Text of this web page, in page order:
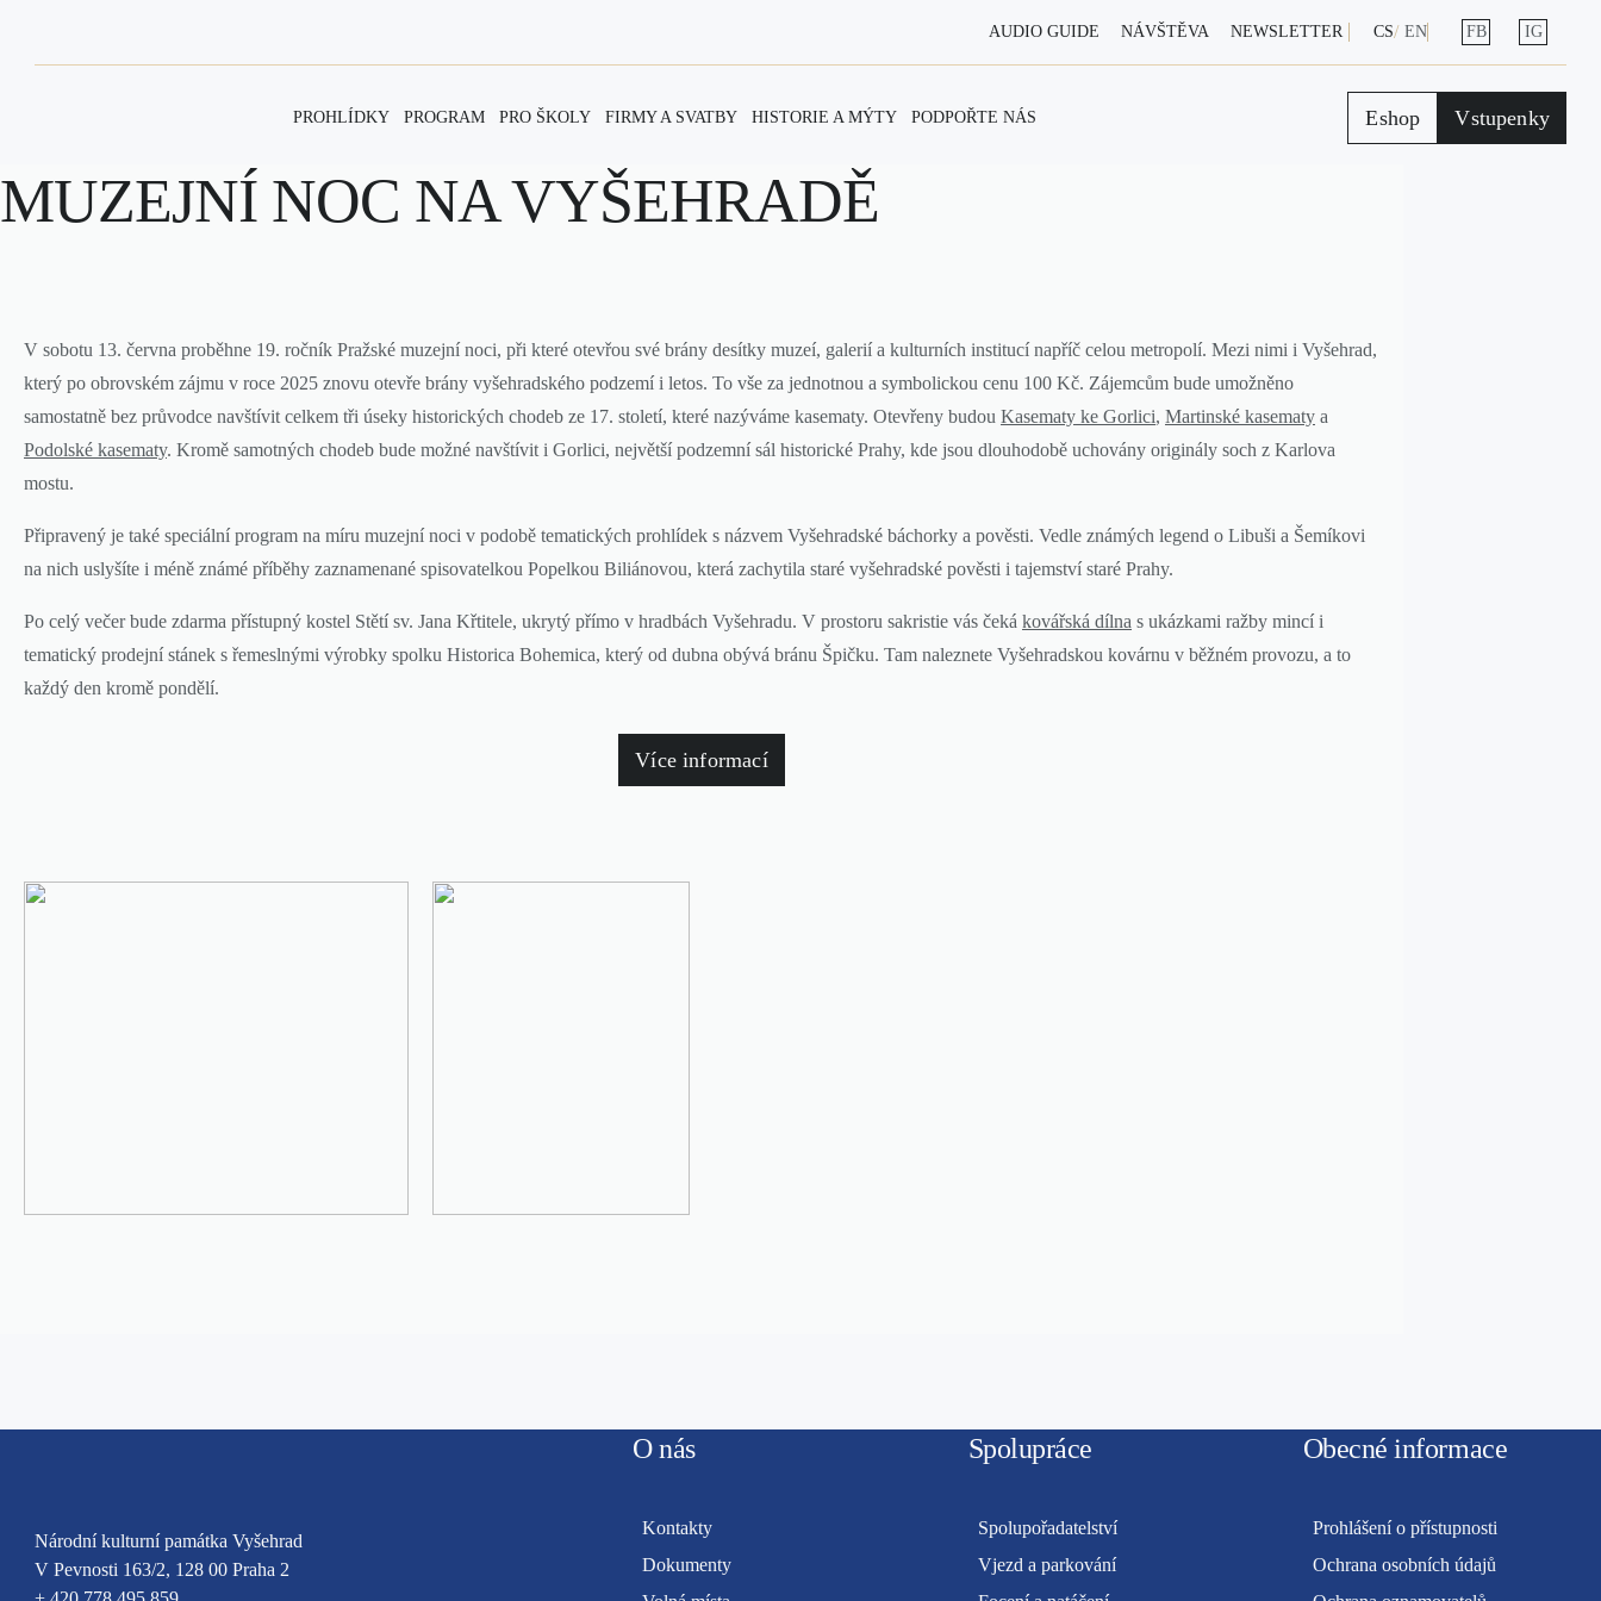
AUDIO GUIDE NÁVŠTĚVA NEWSLETTER CS EN FB IG
PROHLÍDKY PROGRAM PRO ŠKOLY FIRMY A SVATBY HISTORIE A MÝTY PODPOŘTE NÁS Eshop Vstupenky
MUZEJNÍ NOC NA VYŠEHRADĚ
V sobotu 13. června proběhne 19. ročník Pražské muzejní noci, při které otevřou své brány desítky muzeí, galerií a kulturních institucí napříč celou metropolí. Mezi nimi i Vyšehrad,
který po obrovském zájmu v roce 2025 znovu otevře brány vyšehradského podzemí i letos. To vše za jednotnou a symbolickou cenu 100 Kč. Zájemcům bude umožněno
samostatně bez průvodce navštívit celkem tři úseky historických chodeb ze 17. století, které nazýváme kasematy. Otevřeny budou Kasematy ke Gorlici, Martinské kasematy a
Podolské kasematy. Kromě samotných chodeb bude možné navštívit i Gorlici, největší podzemní sál historické Prahy, kde jsou dlouhodobě uchovány originály soch z Karlova
mostu.
Připravený je také speciální program na míru muzejní noci v podobě tematických prohlídek s názvem Vyšehradské báchorky a pověsti. Vedle známých legend o Libuši a Šemíkovi
na nich uslyšíte i méně známé příběhy zaznamenané spisovatelkou Popelkou Biliánovou, která zachytila staré vyšehradské pověsti i tajemství staré Prahy.
Po celý večer bude zdarma přístupný kostel Stětí sv. Jana Křtitele, ukrytý přímo v hradbách Vyšehradu. V prostoru sakristie vás čeká kovářská dílna s ukázkami ražby mincí i
tematický prodejní stánek s řemeslnými výrobky spolku Historica Bohemica, který od dubna obývá bránu Špičku. Tam naleznete Vyšehradskou kovárnu v běžném provozu, a to
každý den kromě pondělí.
Více informací
Národní kulturní památka Vyšehrad
V Pevnosti 163/2, 128 00 Praha 2
O nás
Kontakty
Dokumenty
Spolupráce
Spolupořadatelství
Vjezd a parkování
Obecné informace
Prohlášení o přístupnosti
Ochrana osobních údajů